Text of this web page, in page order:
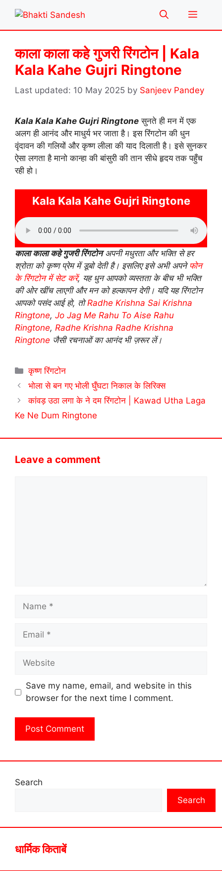
content
Menu
काला काला कहे गुजरी रिंगटोन | Kala
Kala Kahe Gujri Ringtone
10 May 2025 by Sanjeev Pandey
Kala Kala Kahe Gujri Ringtone सुनते ही मन में एक
अलग ही आनंद और माधुर्य भर जाता है। इस रिंगटोन की धुन
वृंदावन की गलियों और कृष्ण लीला की याद दिलाती है। इसे सुनकर
ऐसा लगता है मानो कान्हा की बांसुरी की तान सीधे हृदय तक पहुँच
रही हो।
Kala Kala Kahe Gujri Ringtone
काला काला कहे गुजरी रिंगटोनअपनी मधुरता और भक्ति से हर
श्रोता को कृष्ण प्रेम में डूबो देती है। इसलिए इसे अभी अपनेफोन
के रिंगटोन में सेट करें, यह धुन आपको व्यस्तता के बीच भी भक्ति
की ओर खींच लाएगी और मन को हल्कापन देगी। यदि यह रिंगटोन
आपको पसंद आई हो, तोRadhe Krishna Sai Krishna
Ringtone, Jo Jag Me Rahu To Aise Rahu
Ringtone, Radhe Krishna Radhe Krishna
Ringtone जैसी रचनाओं का आनंद भी ज़रूर लें।
Categories
कृष्ण रिंगटोन
भोला से बन गए भोली घुँघटा निकाल के लिरिक्स
कांवड़ उठा लगा के ने दम रिंगटोन | Kawad Utha Laga
Ke Ne Dum Ringtone
Leave a comment
Name
Email
Website
Save my name, email, and website in this
browser for the next time I comment.
Search
Search
धार्मिक किताबें